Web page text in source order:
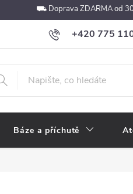
⛟ Doprava ZDARMA od
+420 775
obchod@e-
Podmínky ochrany osobních údajů
Báze a příchutě